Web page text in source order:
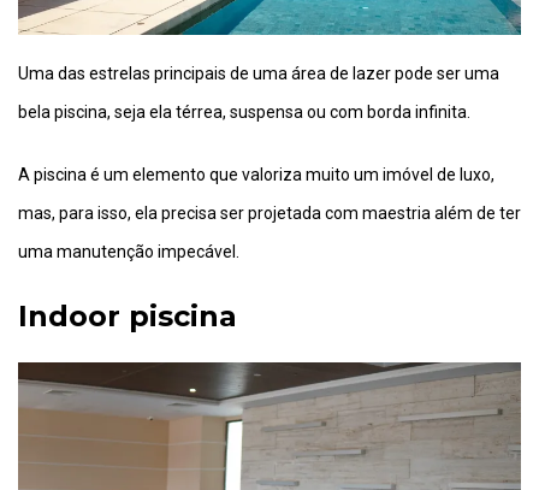
Uma das estrelas principais de uma área de lazer pode ser uma
bela piscina, seja ela térrea, suspensa ou com borda infinita.
A piscina é um elemento que valoriza muito um imóvel de luxo,
mas, para isso, ela precisa ser projetada com maestria além de ter
uma manutenção impecável.
Indoor piscina